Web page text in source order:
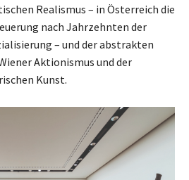
Realismus – in Österreich die
nach Jahrzehnten der
– und der abstrakten
Aktionismus und der
Kunst.